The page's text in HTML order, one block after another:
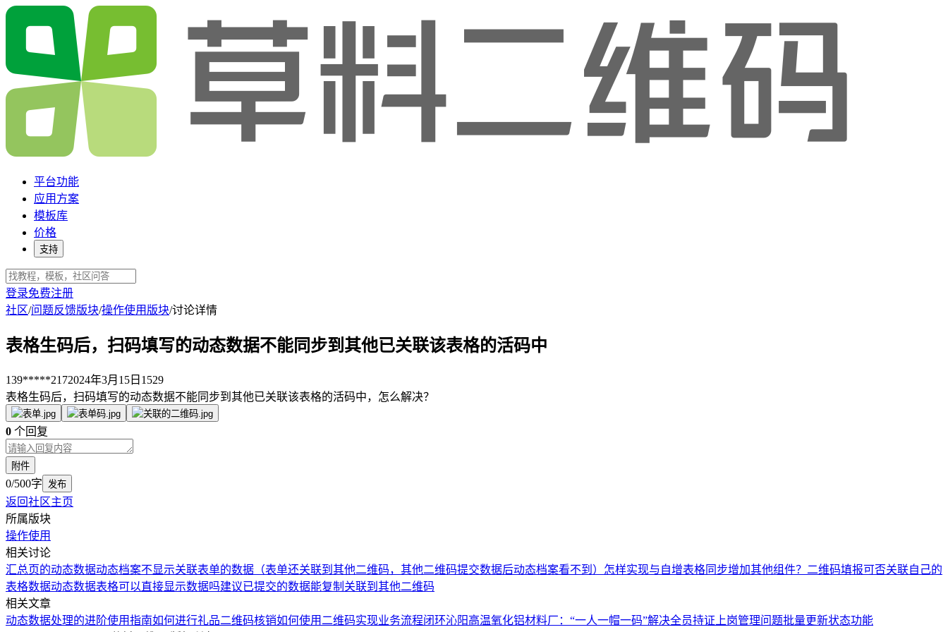
平台功能
应用方案
模板库
价格
支持
登录免费注册
社区/问题反馈版块/操作使用版块/讨论详情
表格生码后，扫码填写的动态数据不能同步到其他已关联该表格的活码中
139*****2172024年3月15日 1529
表格生码后，扫码填写的动态数据不能同步到其他已关联该表格的活码中，怎么解决？
0 个回复
附件
0/500字 发布
返回社区主页
所属版块
操作使用
相关讨论
汇总页的动态数据动态档案不显示关联表单的数据（表单还关联到其他二维码，其他二维码提交数据后动态档案看不到） 怎样实现与自增表格同步增加其他组件？ 二维码填报可否关联自己的
表格数据动态数据表格可以直接显示数据吗建议已提交的数据能复制关联到其他二维码
相关文章
动态数据处理的进阶使用指南如何进行礼品二维码核销如何使用二维码实现业务流程闭环沁阳高温氧化铝材料厂：“一人一帽一码”解决全员持证上岗管理问题批量更新状态功能